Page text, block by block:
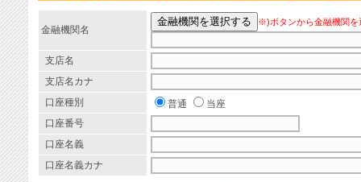
金融機関名
※)ボタンから金融機関を
支店名
支店名カナ
口座種別
普通
当座
口座番号
口座名義
口座名義カナ